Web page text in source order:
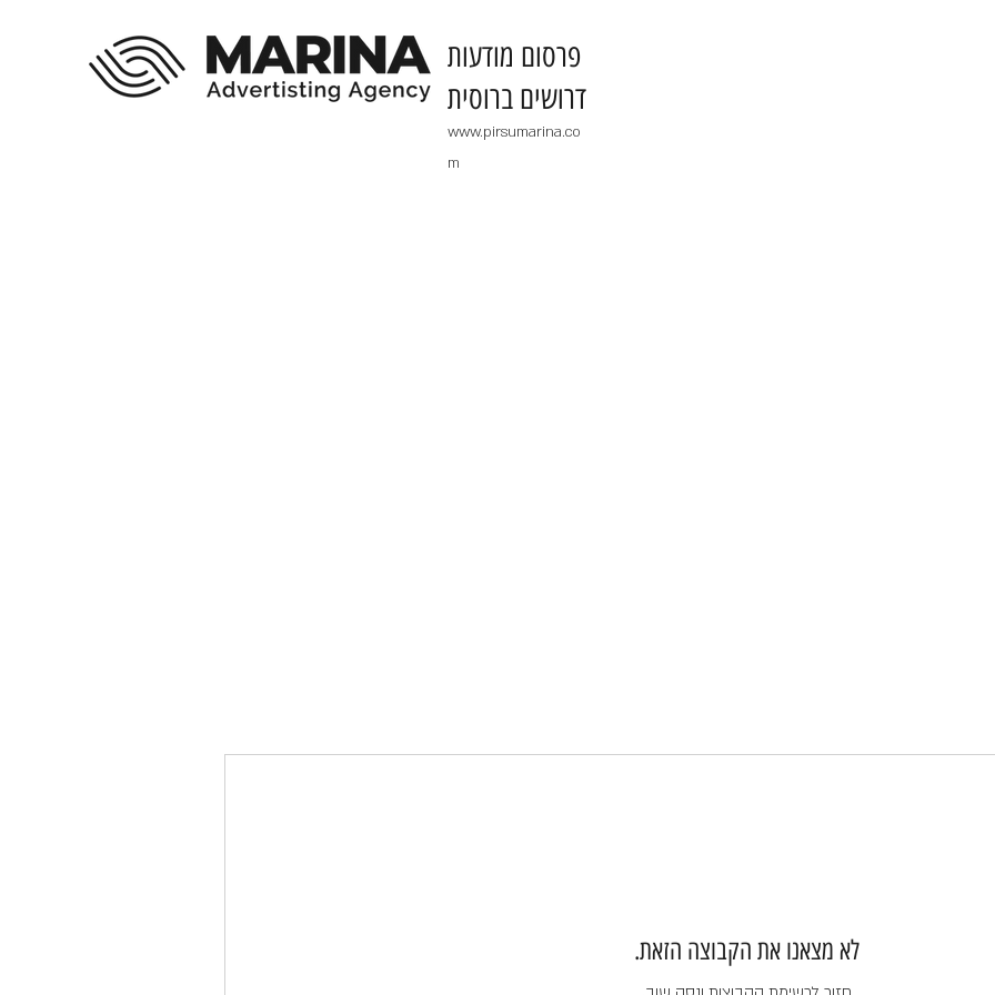
​פרסום מודעות
דרושים ברוסית
www.pirsumarina.co
m
לא מצאנו את הקבוצה הזאת.